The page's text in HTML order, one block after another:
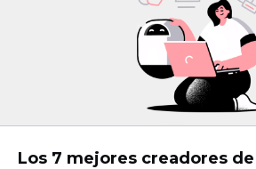
Los 7 mejores creadores